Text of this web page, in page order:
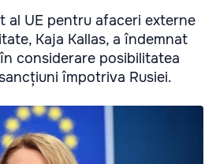
al UE pentru afaceri externe
Kaja Kallas, a îndemnat
considerare posibilitatea
împotriva Rusiei.